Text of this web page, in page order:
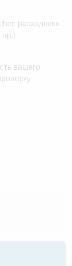
расходники,
пр.).
вашего